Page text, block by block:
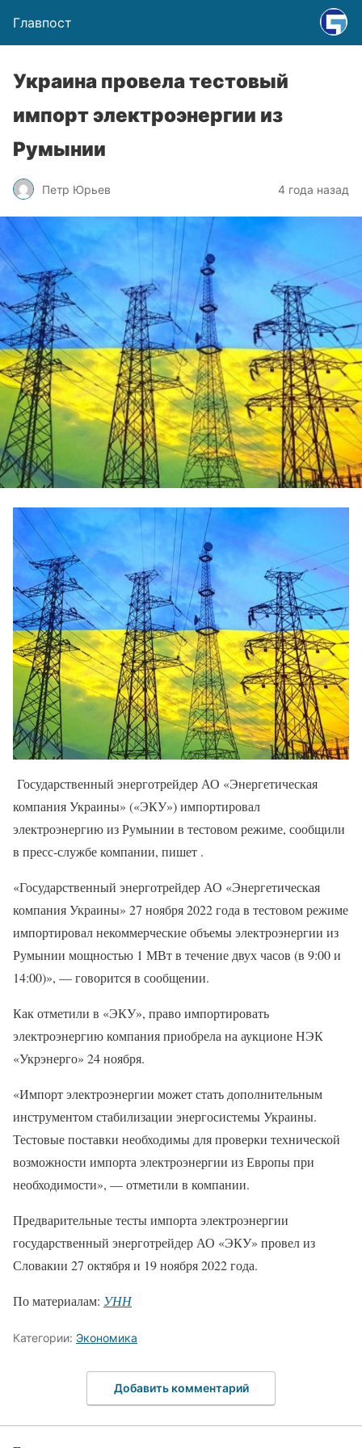
Главпост
Украина провела тестовый
импорт электроэнергии из
Румынии
Петр Юрьев 4 года назад
Государственный энерготрейдер АО «Энергетическая
компания Украины» («ЭКУ») импортировал
электроэнергию из Румынии в тестовом режиме, сообщили
в пресс-службе компании, пишет .
«Государственный энерготрейдер АО «Энергетическая
компания Украины» 27 ноября 2022 года в тестовом режиме
импортировал некоммерческие объемы электроэнергии из
Румынии мощностью 1 МВт в течение двух часов (в 9:00 и
14:00)», — говорится в сообщении.
Как отметили в «ЭКУ», право импортировать
электроэнергию компания приобрела на аукционе НЭК
«Укрэнерго» 24 ноября.
«Импорт электроэнергии может стать дополнительным
инструментом стабилизации энергосистемы Украины.
Тестовые поставки необходимы для проверки технической
возможности импорта электроэнергии из Европы при
необходимости», — отметили в компании.
Предварительные тесты импорта электроэнергии
государственный энерготрейдер АО «ЭКУ» провел из
Словакии 27 октября и 19 ноября 2022 года.
По материалам: УНН
Категории: Экономика
Добавить комментарий